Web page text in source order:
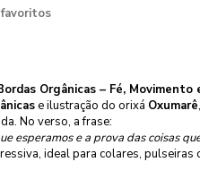
Orgânicas – Fé, Movimento
e ilustração do orixá Oxumarê
No verso, a frase:
esperamos e a prova das coisas
ideal para colares, pulseiras